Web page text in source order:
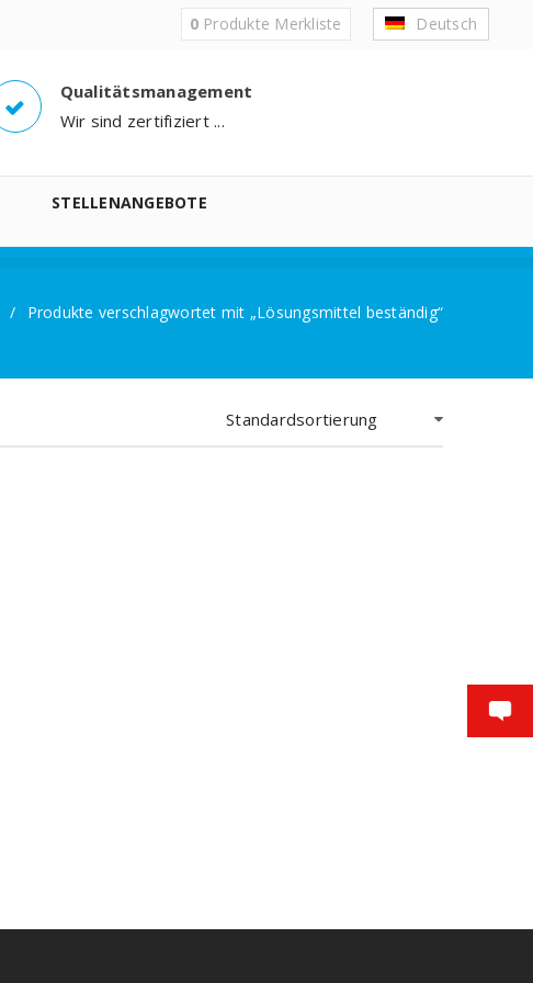
0Produkte Merkliste Deutsch
Qualitätsmanagement
Wir sind zertifiziert ...
STELLENANGEBOTE
/ Produkte verschlagwortet mit „Lösungsmittel beständig“
Standardsortierung